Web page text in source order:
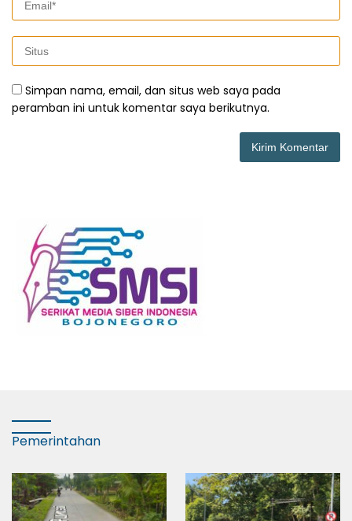
Simpan nama, email, dan situs web saya pada
peramban ini untuk komentar saya berikutnya.
Pemerintahan